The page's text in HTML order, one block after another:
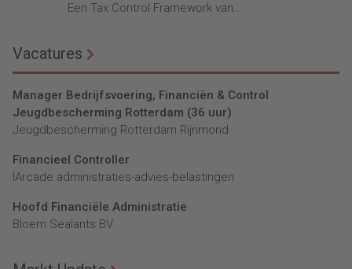
Een Tax Control Framework van...
Vacatures
Manager Bedrijfsvoering, Financiën & Control
Jeugdbescherming Rotterdam (36 uur)
Jeugdbescherming Rotterdam Rijnmond
Financieel Controller
lArcade administraties-advies-belastingen
Hoofd Financiële Administratie
Bloem Sealants BV